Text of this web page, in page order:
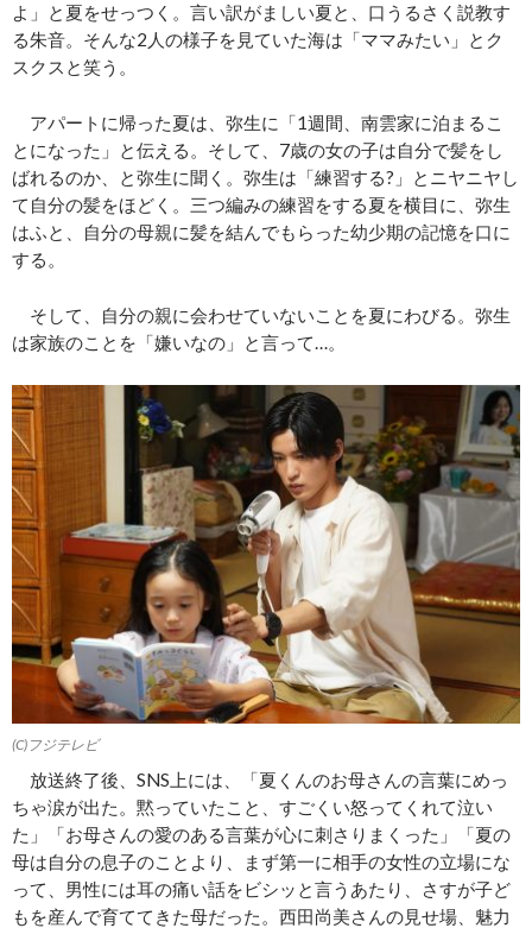
よ」と夏をせっつく。言い訳がましい夏と、口うるさく説教す
る朱音。そんな2人の様子を見ていた海は「ママみたい」とク
スクスと笑う。
アパートに帰った夏は、弥生に「1週間、南雲家に泊まるこ
とになった」と伝える。そして、7歳の女の子は自分で髪をし
ばれるのか、と弥生に聞く。弥生は「練習する?」とニヤニヤし
て自分の髪をほどく。三つ編みの練習をする夏を横目に、弥生
はふと、自分の母親に髪を結んでもらった幼少期の記憶を口に
する。
そして、自分の親に会わせていないことを夏にわびる。弥生
は家族のことを「嫌いなの」と言って…。
(C)フジテレビ
放送終了後、SNS上には、「夏くんのお母さんの言葉にめっ
ちゃ涙が出た。黙っていたこと、すごくい怒ってくれて泣い
た」「お母さんの愛のある言葉が心に刺さりまくった」「夏の
母は自分の息子のことより、まず第一に相手の女性の立場にな
って、男性には耳の痛い話をビシッと言うあたり、さすが子ど
もを産んで育ててきた母だった。西田尚美さんの見せ場、魅力